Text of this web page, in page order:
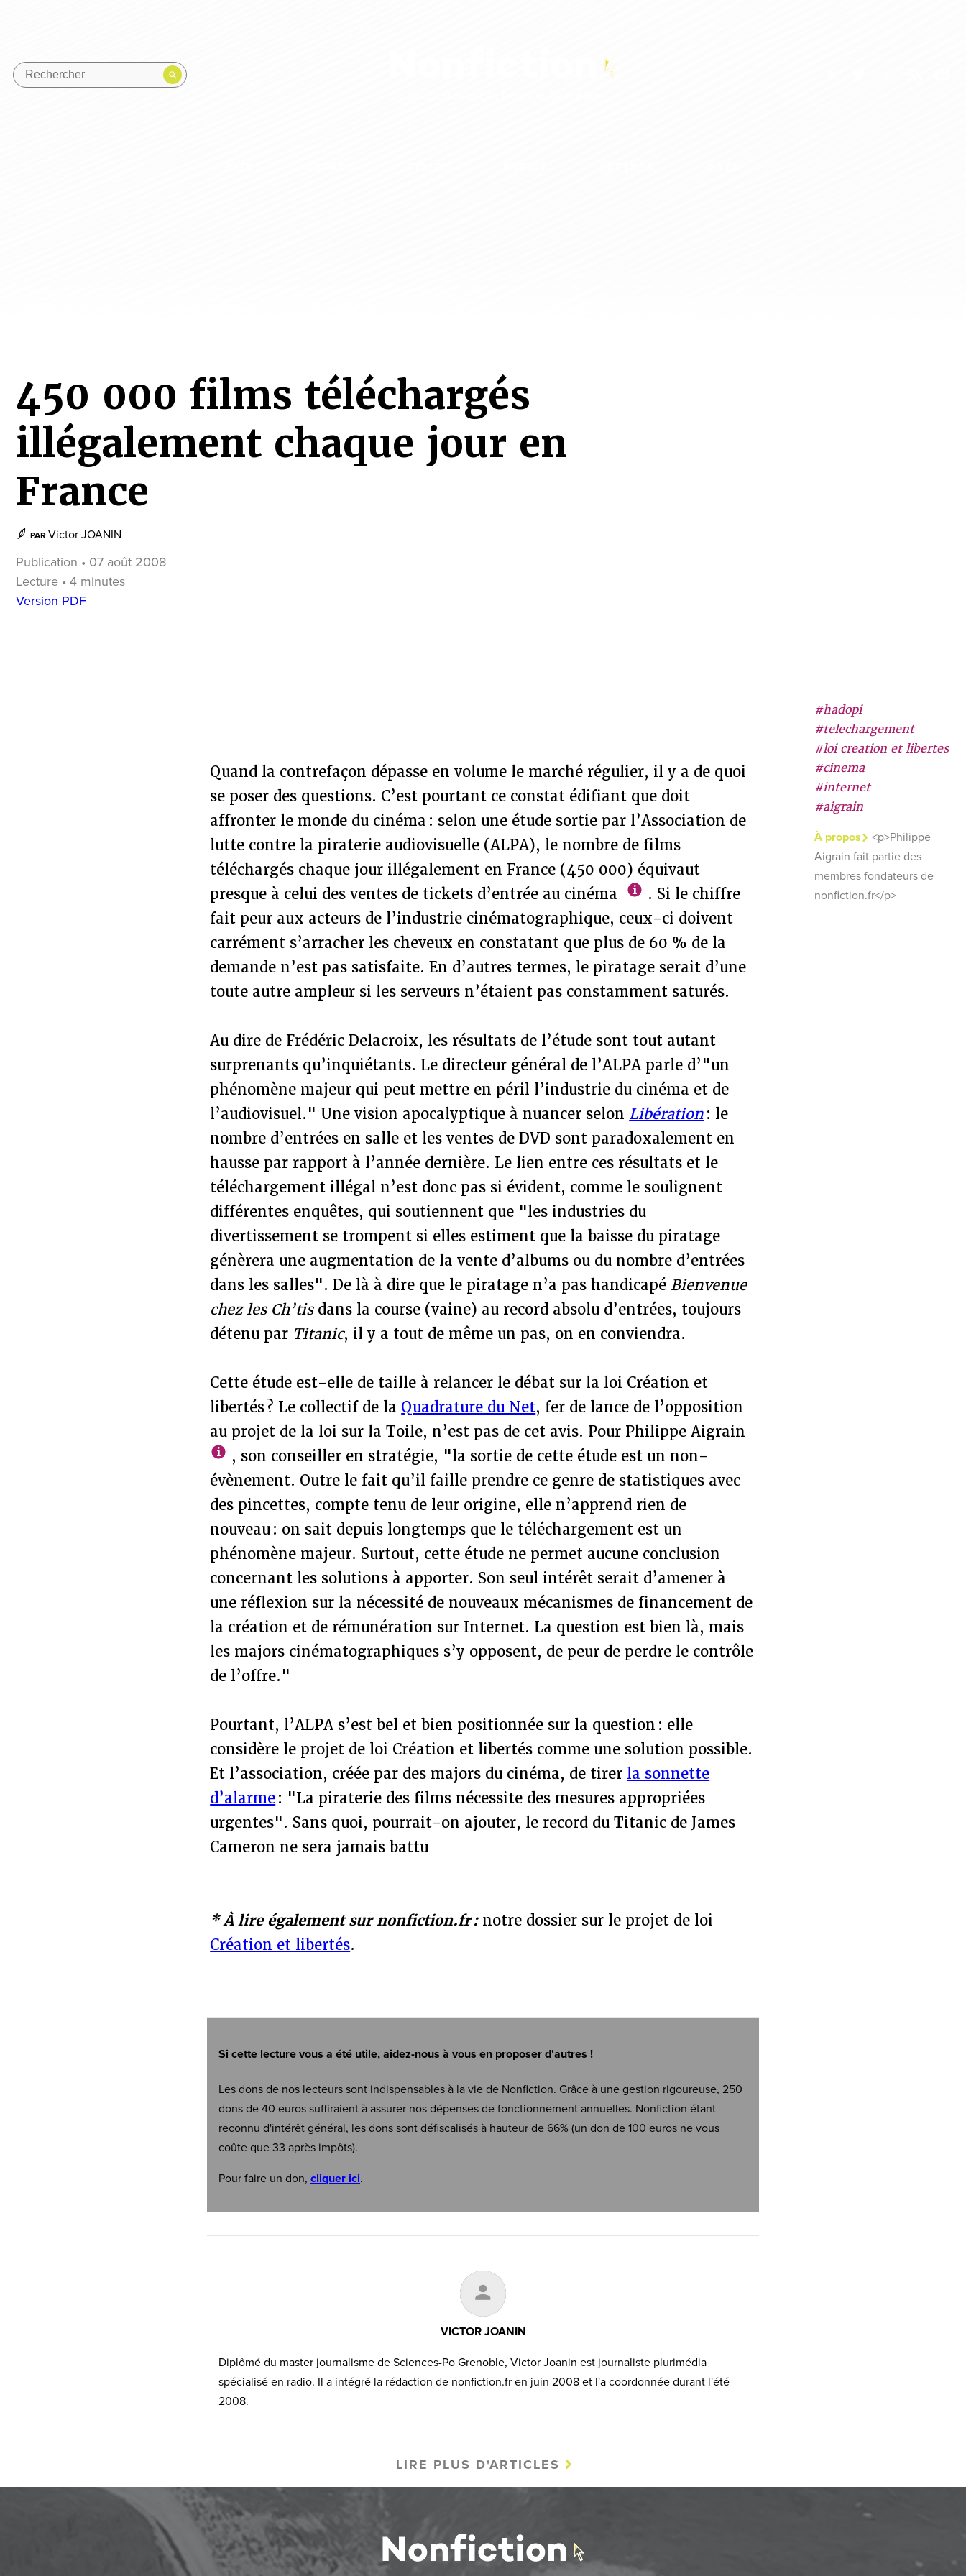
450 000 films téléchargés
illégalement chaque jour en
France
PAR Victor JOANIN
Publication • 07 août 2008
Lecture • 4 minutes
Version PDF
#hadopi
#telechargement
#loi creation et libertes
#cinema
#internet
#aigrain
À propos
<p>Philippe
Aigrain fait partie des
membres fondateurs de
nonfiction.fr</p>
Quand la contrefaçon dépasse en volume le marché régulier, il y a de quoi
se poser des questions. C’est pourtant ce constat édifiant que doit
affronter le monde du cinéma : selon une étude sortie par l’Association de
lutte contre la piraterie audiovisuelle (ALPA), le nombre de films
téléchargés chaque jour illégalement en France (450 000) équivaut
presque à celui des ventes de tickets d’entrée au cinéma
. Si le chiffre
fait peur aux acteurs de l’industrie cinématographique, ceux-ci doivent
carrément s’arracher les cheveux en constatant que plus de 60 % de la
demande n’est pas satisfaite. En d’autres termes, le piratage serait d’une
toute autre ampleur si les serveurs n’étaient pas constamment saturés.
Au dire de Frédéric Delacroix, les résultats de l’étude sont tout autant
surprenants qu’inquiétants. Le directeur général de l’ALPA parle d’"un
phénomène majeur qui peut mettre en péril l’industrie du cinéma et de
l’audiovisuel." Une vision apocalyptique à nuancer selon Libération: le
nombre d’entrées en salle et les ventes de DVD sont paradoxalement en
hausse par rapport à l’année dernière. Le lien entre ces résultats et le
téléchargement illégal n’est donc pas si évident, comme le soulignent
différentes enquêtes, qui soutiennent que "les industries du
divertissement se trompent si elles estiment que la baisse du piratage
génèrera une augmentation de la vente d’albums ou du nombre d’entrées
dans les salles". De là à dire que le piratage n’a pas handicapé Bienvenue
chez les Ch’tisdans la course (vaine) au record absolu d’entrées, toujours
détenu par Titanic, il y a tout de même un pas, on en conviendra.
Cette étude est-elle de taille à relancer le débat sur la loi Création et
libertés ? Le collectif de la Quadrature du Net, fer de lance de l’opposition
au projet de la loi sur la Toile, n’est pas de cet avis. Pour Philippe Aigrain
, son conseiller en stratégie, "la sortie de cette étude est un non-
évènement. Outre le fait qu’il faille prendre ce genre de statistiques avec
des pincettes, compte tenu de leur origine, elle n’apprend rien de
nouveau : on sait depuis longtemps que le téléchargement est un
phénomène majeur. Surtout, cette étude ne permet aucune conclusion
concernant les solutions à apporter. Son seul intérêt serait d’amener à
une réflexion sur la nécessité de nouveaux mécanismes de financement de
la création et de rémunération sur Internet. La question est bien là, mais
les majors cinématographiques s’y opposent, de peur de perdre le contrôle
de l’offre."
Pourtant, l’ALPA s’est bel et bien positionnée sur la question : elle
considère le projet de loi Création et libertés comme une solution possible.
Et l’association, créée par des majors du cinéma, de tirer la sonnette
d’alarme: "La piraterie des films nécessite des mesures appropriées
urgentes". Sans quoi, pourrait-on ajouter, le record du Titanic de James
Cameron ne sera jamais battu
* À lire également sur nonfiction.fr :notre dossier sur le projet de loi
Création et libertés.
Si cette lecture vous a été utile, aidez-nous à vous en proposer d'autres !
Les dons de nos lecteurs sont indispensables à la vie de Nonfiction. Grâce à une gestion rigoureuse, 250
dons de 40 euros suffiraient à assurer nos dépenses de fonctionnement annuelles. Nonfiction étant
reconnu d'intérêt général, les dons sont défiscalisés à hauteur de 66% (un don de 100 euros ne vous
coûte que 33 après impôts).
Pour faire un don, cliquer ici.
VICTOR JOANIN
Diplômé du master journalisme de Sciences-Po Grenoble, Victor Joanin est journaliste plurimédia
spécialisé en radio. Il a intégré la rédaction de nonfiction.fr en juin 2008 et l'a coordonnée durant l'été
2008.
LIRE PLUS D'ARTICLES